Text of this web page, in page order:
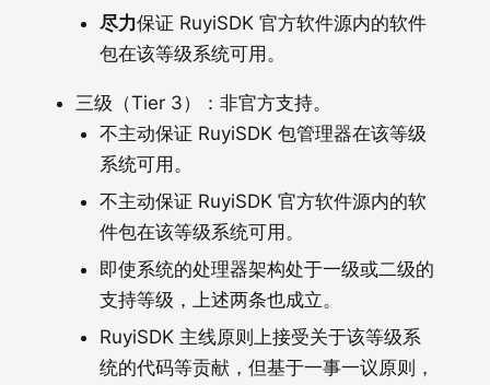
尽力保证 RuyiSDK 官方软件源内的软件
包在该等级系统可用。
三级（Tier 3）：非官方支持。
不主动保证 RuyiSDK 包管理器在该等级
系统可用。
不主动保证 RuyiSDK 官方软件源内的软
件包在该等级系统可用。
即使系统的处理器架构处于一级或二级的
支持等级，上述两条也成立。
RuyiSDK 主线原则上接受关于该等级系
统的代码等贡献，但基于一事一议原则，